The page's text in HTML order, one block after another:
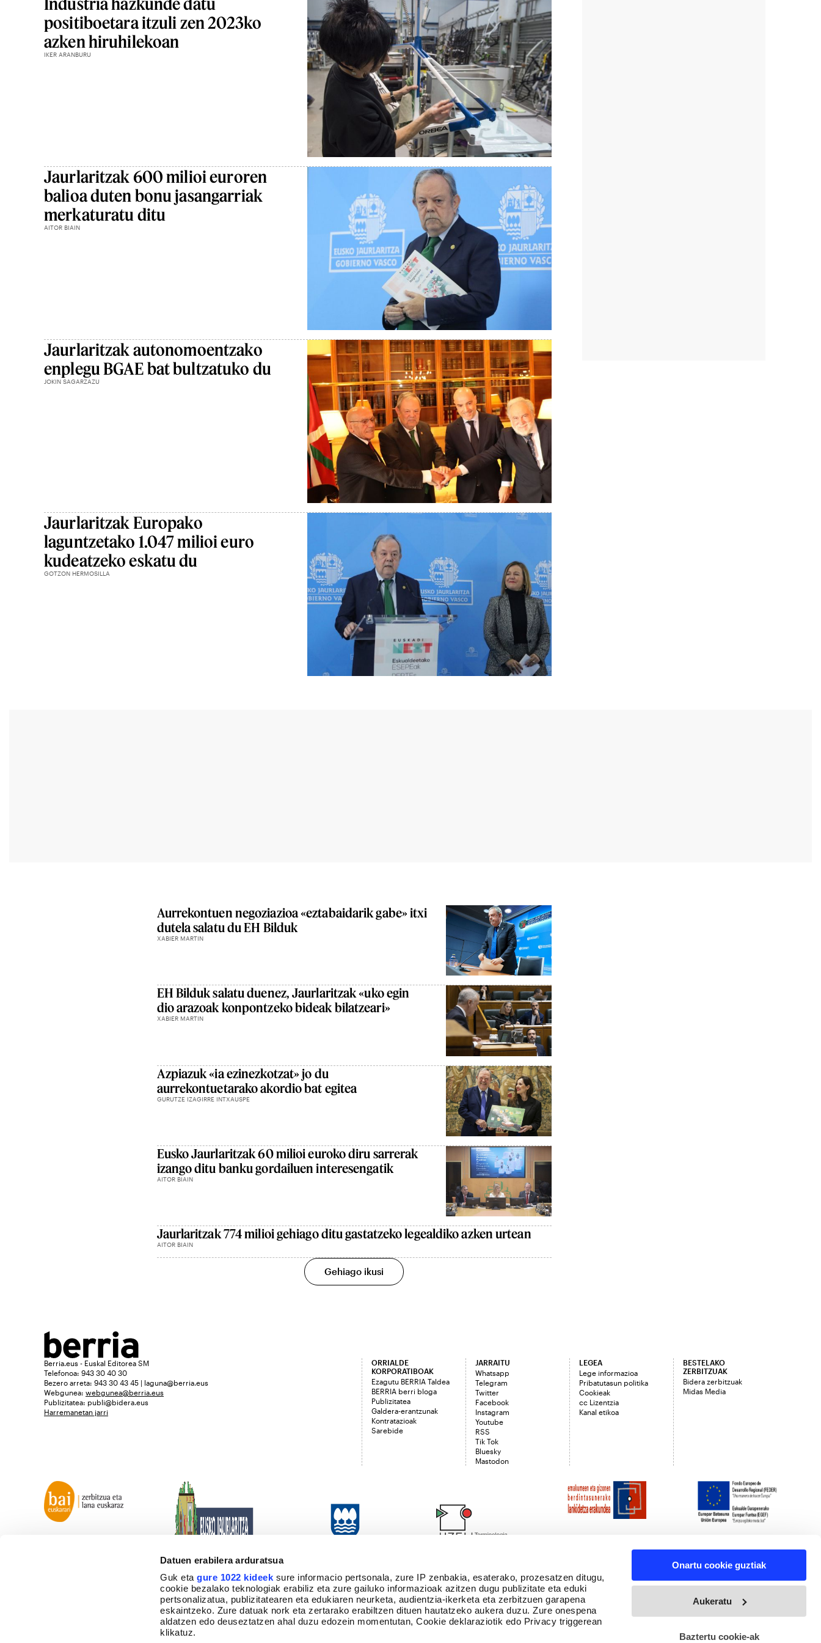
Datuen erabilera arduratsua
Guk etagure 1022 kideek sure informacio pertsonala, zure IP zenbakia, esaterako, prozesatzen ditugu,
cookie bezalako teknologiak erabiliz eta zure gailuko informazioak azitzen dugu publizitate eta eduki
pertsonalizatua, publizitatearen eta edukiaren neurketa, audientzia-ikerketa eta zerbitzuen garapena
eskaintzeko. Zure datuak nork eta zertarako erabiltzen dituen hautatzeko aukera duzu. Zure onespena
aldatzen edo deuseztatzen ahal duzu edozein momentutan, Cookie deklaraziotik edo Privacy triggerean
klikatuz.
Onartu cookie guztiak
Aukeratu
Baztertu cookie-ak
positiboetara itzuli zen 2023ko
azken hiruhilekoan
IKER ARANBURU
Jaurlaritzak 600 milioi euroren
balioa duten bonu jasangarriak
merkaturatu ditu
AITOR BIAIN
Jaurlaritzak autonomoentzako
enplegu BGAE bat bultzatuko du
JOKIN SAGARZAZU
Jaurlaritzak Europako
laguntzetako 1.047 milioi euro
kudeatzeko eskatu du
GOTZON HERMOSILLA
Aurrekontuen negoziazioa «eztabaidarik gabe» itxi
dutela salatu du EH Bilduk
XABIER MARTIN
EH Bilduk salatu duenez, Jaurlaritzak «uko egin
dio arazoak konpontzeko bideak bilatzeari»
XABIER MARTIN
Azpiazuk «ia ezinezkotzat» jo du
aurrekontuetarako akordio bat egitea
GURUTZE IZAGIRRE INTXAUSPE
Eusko Jaurlaritzak 60 milioi euroko diru sarrerak
izango ditu banku gordailuen interesengatik
AITOR BIAIN
Jaurlaritzak 774 milioi gehiago ditu gastatzeko legealdiko azken urtean
AITOR BIAIN
Gehiago ikusi
Berria.eus - Euskal Editorea SM
Telefonoa: 943 30 40 30
Bezero arreta: 943 30 43 45 | laguna@berria.eus
Webgunea: webgunea@berria.eus
Publizitatea: publi@bidera.eus
Harremanetan jarri
ORRIALDE
KORPORATIBOAK
Ezagutu BERRIA Taldea
BERRIA berri bloga
Publizitatea
Galdera-erantzunak
Kontratazioak
Sarebide
JARRAITU
Whatsapp
Telegram
Twitter
Facebook
Instagram
Youtube
RSS
Tik Tok
Bluesky
Mastodon
LEGEA
Lege informazioa
Pribatutasun politika
Cookieak
cc Lizentzia
Kanal etikoa
BESTELAKO
ZERBITZUAK
Bidera zerbitzuak
Midas Media